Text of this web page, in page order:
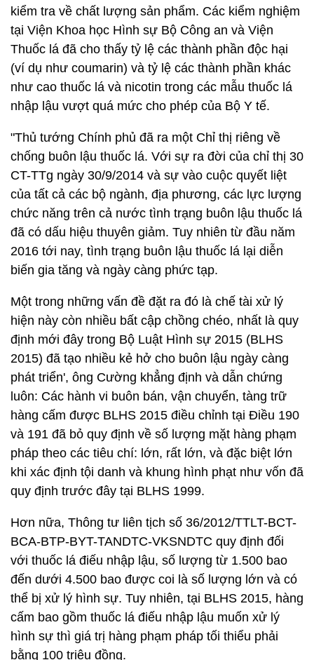
kiểm tra về chất lượng sản phẩm. Các kiểm nghiệm
tại Viện Khoa học Hình sự Bộ Công an và Viện
Thuốc lá đã cho thấy tỷ lệ các thành phần độc hại
(ví dụ như coumarin) và tỷ lệ các thành phần khác
như cao thuốc lá và nicotin trong các mẫu thuốc lá
nhập lậu vượt quá mức cho phép của Bộ Y tế.
"Thủ tướng Chính phủ đã ra một Chỉ thị riêng về
chống buôn lậu thuốc lá. Với sự ra đời của chỉ thị 30
CT-TTg ngày 30/9/2014 và sự vào cuộc quyết liệt
của tất cả các bộ ngành, địa phương, các lực lượng
chức năng trên cả nước tình trạng buôn lậu thuốc lá
đã có dấu hiệu thuyên giảm. Tuy nhiên từ đầu năm
2016 tới nay, tình trạng buôn lậu thuốc lá lại diễn
biến gia tăng và ngày càng phức tạp.
Một trong những vấn đề đặt ra đó là chế tài xử lý
hiện này còn nhiều bất cập chồng chéo, nhất là quy
định mới đây trong Bộ Luật Hình sự 2015 (BLHS
2015) đã tạo nhiều kẻ hở cho buôn lậu ngày càng
phát triển', ông Cường khẳng định và dẫn chứng
luôn: Các hành vi buôn bán, vận chuyển, tàng trữ
hàng cấm được BLHS 2015 điều chỉnh tại Điều 190
và 191 đã bỏ quy định về số lượng mặt hàng phạm
pháp theo các tiêu chí: lớn, rất lớn, và đặc biệt lớn
khi xác định tội danh và khung hình phạt như vốn đã
quy định trước đây tại BLHS 1999.
Hơn nữa, Thông tư liên tịch số 36/2012/TTLT-BCT-
BCA-BTP-BYT-TANDTC-VKSNDTC quy định đối
với thuốc lá điếu nhập lậu, số lượng từ 1.500 bao
đến dưới 4.500 bao được coi là số lượng lớn và có
thể bị xử lý hình sự. Tuy nhiên, tại BLHS 2015, hàng
cấm bao gồm thuốc lá điếu nhập lậu muốn xử lý
hình sự thì giá trị hàng phạm pháp tối thiểu phải
bằng 100 triệu đồng.